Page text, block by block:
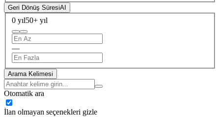
Geri Dönüş SüresiAI
0 yıl50+ yıl
—
Arama Kelimesi
Otomatik ara
İlan olmayan seçenekleri gizle